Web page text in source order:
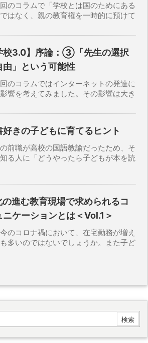
のコラムで「学校とは国のためにある
はなく、親の教育権を一時的に預けて
校3.0】序論：③「先生の選択
由」という可能性
のコラムではインターネットの発達に
響を考えてみました。その影響は大き
好きの子どもに育てるヒント
前職が高校の国語教諭だったため、そ
る人に「どうやったら子どもが本を読
の進む教育現場で求められるコ
ニケーションとは＜Vol.1＞
のコロナ禍において、在宅勤務が増え
多いのではないでしょうか。また子ど